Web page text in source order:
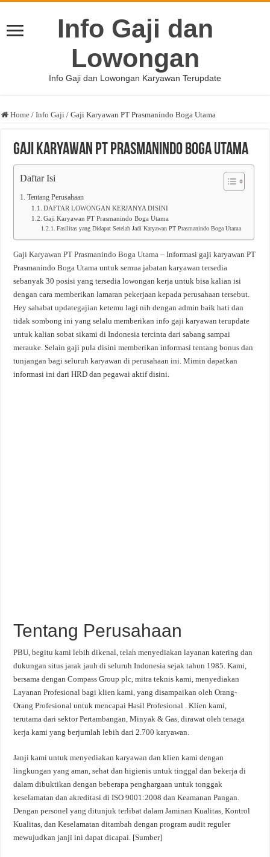
Info Gaji dan
Lowongan
Info Gaji dan Lowongan Karyawan Terupdate
Home / Info Gaji / Gaji Karyawan PT Prasmanindo Boga Utama
Gaji Karyawan PT Prasmanindo Boga Utama
Daftar Isi
Tentang Perusahaan
DAFTAR LOWONGAN KERJANYA DISINI
Gaji Karyawan PT Prasmanindo Boga Utama
Fasilitas yang Didapat Setelah Jadi Karyawan PT Prasmanindo Boga Utama
Gaji Karyawan PT Prasmanindo Boga Utama – Informasi gaji karyawan PT
Prasmanindo Boga Utama untuk semua jabatan karyawan tersedia
sebanyak 30 posisi yang tersedia lowongan kerja untuk bisa kalian isi
dengan cara memberikan lamaran pekerjaan kepada perusahaan tersebut.
Hey sahabatupdategajian ketemu lagi nih dengan admin baik hati dan
tidak sombong ini yang selalu memberikan info gaji karyawan terupdate
untuk kalian sobat sikami di Indonesia tercinta dari sabang sampai
merauke. Selain gaji pula disini memberikan informasi tentang bonus dan
tunjangan bagi seluruh karyawan di perusahaan ini. Mimin dapatkan
informasi ini dari HRD dan pegawai aktif disini.
Tentang Perusahaan
PBU, begitu kami lebih dikenal, telah menyediakan layanan katering dan
dukungan situs jarak jauh di seluruh Indonesia sejak tahun 1985. Kami,
bersama dengan Compass Group plc, mitra teknis kami, menyediakan
Layanan Profesional bagi klien kami, yang disampaikan oleh Orang-
Orang Profesional untuk mencapai Hasil Profesional . Klien kami,
terutama dari sektor Pertambangan, Minyak & Gas, dirawat oleh tenaga
kerja kami yang berjumlah lebih dari 2.700 karyawan.
Janji kami untuk menyediakan karyawan dan klien kami dengan
lingkungan yang aman, sehat dan higienis untuk tinggal dan bekerja di
dalam dibuktikan dengan beberapa penghargaan untuk tonggak
keselamatan dan akreditasi di ISO 9001:2008 dan Keamanan Pangan.
Dengan personel yang ditunjuk terlibat dalam Jaminan Kualitas, Kontrol
Kualitas, dan Keselamatan ditambah dengan program audit reguler
mewujudkan janji ini dapat dicapai. [Sumber]